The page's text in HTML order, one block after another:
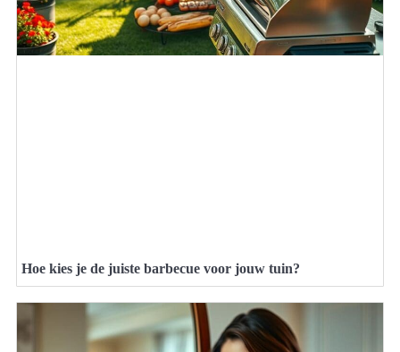
Hoe kies je de juiste barbecue voor jouw tuin?